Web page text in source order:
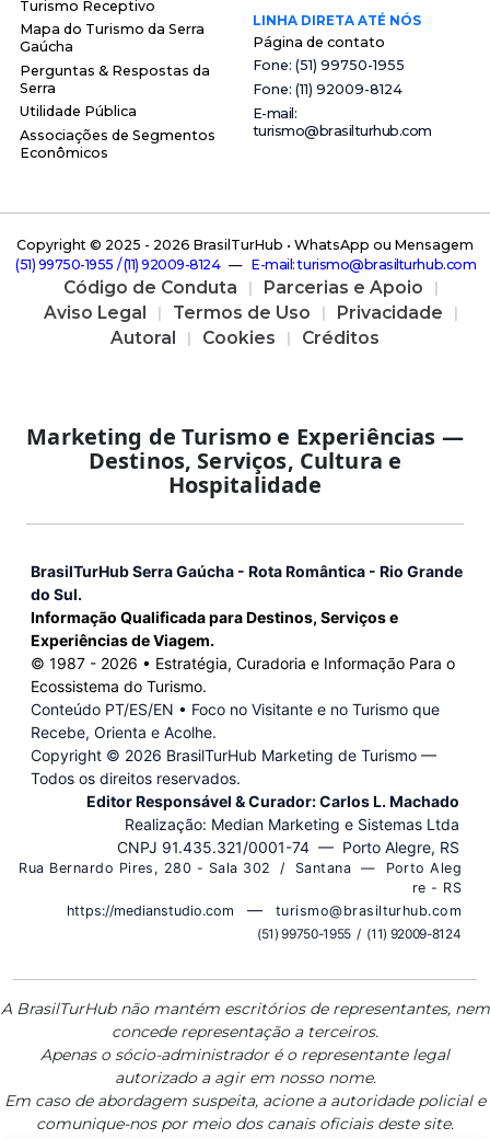
Turismo Receptivo
Mapa do Turismo da Serra
Gaúcha
Perguntas & Respostas da
Serra
Utilidade Pública
Associações de Segmentos
Econômicos
LINHA DIRETA ATÉ NÓS
Página de contato
F o n e : ( 5 1 ) 9 9 7 5 0 - 1 9 5 5
F o n e : ( 1 1 ) 9 2 0 0 9 - 8 1 2 4
E - m a i l :
t u r i s m o @ b r a s i l t u r h u b . c o m
Copyright © 2025 - 2026 BrasilTurHub • WhatsApp ou Mensagem
( 5 1 ) 9 9 7 5 0 - 1 9 5 5 / ( 1 1 ) 9 2 0 0 9 - 8 1 2 4—E - m a i l : t u r i s m o @ b r a s i l t u r h u b . c o m
Código de Conduta
Parcerias e Apoio
Aviso Legal
Termos de Uso
Privacidade
Autoral
Cookies Créditos
Marketing de Turismo e Experiências —
Destinos, Serviços, Cultura e
Hospitalidade
BrasilTurHub Serra Gaúcha - Rota Romântica - Rio Grande
do Sul.
Informação Qualificada para Destinos, Serviços e
Experiências de Viagem.
© 1987 - 2026 • Estratégia, Curadoria e Informação Para o
Ecossistema do Turismo.
Conteúdo PT/ES/EN • Foco no Visitante e no Turismo que
Recebe, Orienta e Acolhe.
Copyright © 2026 BrasilTurHub Marketing de Turismo —
Todos os direitos reservados.
Editor Responsável & Curador: Carlos L. Machado
Realização: Median Marketing e Sistemas Ltda
CNPJ 91.435.321/0001-74 — Porto Alegre, RS
R u a B e r n a r d o P i r e s , 2 8 0 - S a l a 3 0 2 / S a n t a n a — P o r t o A l e g
r e - R S
https://medianstudio.com
— t u r i s m o @ b r a s i l t u r h u b . c o m
( 5 1 ) 9 9 7 5 0 - 1 9 5 5 / ( 1 1 ) 9 2 0 0 9 - 8 1 2 4
A BrasilTurHub não mantém escritórios de representantes, nem
concede representação a terceiros.
Apenas o sócio-administrador é o representante legal
autorizado a agir em nosso nome.
Em caso de abordagem suspeita, acione a autoridade policial e
comunique-nos por meio dos canais oficiais deste site.